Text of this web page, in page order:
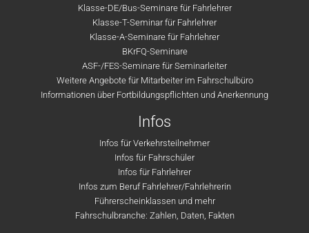
Klasse-DE/Bus-Seminare für Fahrlehrer
Klasse-T-Seminar für Fahrlehrer
Klasse-A-Seminare für Fahrlehrer
BKrFQ-Seminare
ASF-/FES-Seminare für Seminarleiter
Weitere Angebote für Mitarbeiter im Fahrschulbüro
Informationen über Fortbildungspflichten und Anerkennung
Infos
Infos für Verkehrsteilnehmer
Infos für Fahrschüler
Infos für Fahrlehrer
Infos zum Beruf Fahrlehrer/Fahrlehrerin
Führerscheinklassen und mehr
Fahrschulbranche: Zahlen, Daten, Fakten